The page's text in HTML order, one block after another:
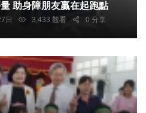
新竹市力推職業輔導評量 助身障朋友贏在起跑點
日 3,433 觀看 0 分享